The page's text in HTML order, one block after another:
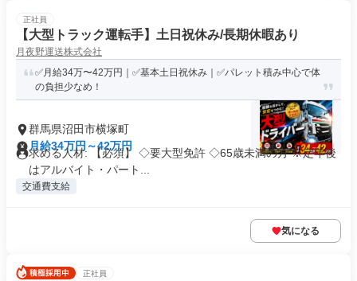
正社員
【大型トラック運転手】土日祝休み/長期休暇あり
月夜野運送株式会社
✅月給34万〜42万円｜✅基本土日祝休み｜✅パレット積み中心で体
の負担少なめ！
群馬県沼田市横塚町
月給34万円～42万円
求める人材: 【必須】 ◇要大型免許 ◇65歳未満の方 ※定年後
はアルバイト・パート...
交通費支給
気になる
正社員